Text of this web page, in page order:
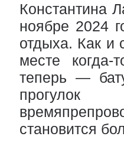
Константина
ноябре 2024
отдыха. Как и
месте
теперь —
становится